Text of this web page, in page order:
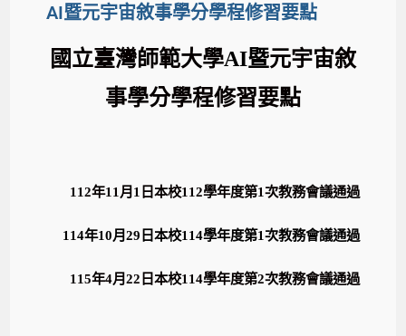
AI暨元宇宙敘事學分學程修習要點
國立臺灣師範大學AI暨元宇宙敘
事學分學程修習要點
112年11 月 1 日本校112學年度第1次教務會議通過
114年10月29 日本校114學年度第1次教務會議通過
115年4月22 日本校114學年度第2次教務會議通過